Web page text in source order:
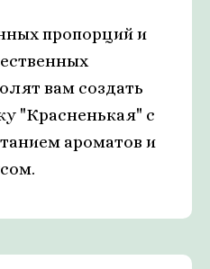
пропорций и
вам создать
"Красненькая" с
ароматов и